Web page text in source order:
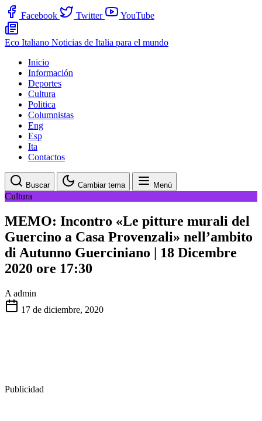
Facebook Twitter YouTube
Eco Italiano Noticias de Italia para el mundo
Inicio
Información
Deportes
Cultura
Politica
Columnistas
Eng
Esp
Ita
Contactos
Buscar Cambiar tema Menú
Cultura
MEMO: Incontro «Le pitture murali del
Guercino a Casa Provenzali» nell’ambito
di Autunno Guerciniano | 18 Dicembre
2020 ore 17:30
A admin
17 de diciembre, 2020
Publicidad